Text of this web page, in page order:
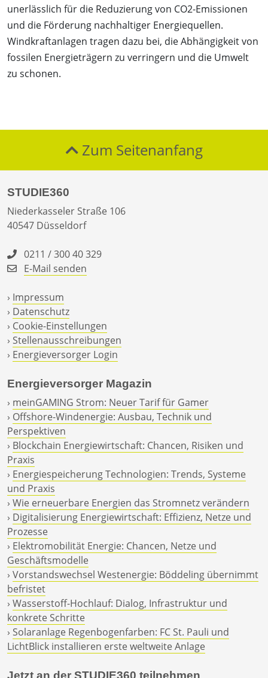
unerlässlich für die Reduzierung von CO2-Emissionen
und die Förderung nachhaltiger Energiequellen.
Windkraftanlagen tragen dazu bei, die Abhängigkeit von
fossilen Energieträgern zu verringern und die Umwelt
zu schonen.
Zum Seitenanfang
STUDIE360
Niederkasseler Straße 106
40547 Düsseldorf
0211 / 300 40 329
E-Mail senden
› Impressum
› Datenschutz
› Cookie-Einstellungen
› Stellenausschreibungen
› Energieversorger Login
Energieversorger Magazin
› meinGAMING Strom: Neuer Tarif für Gamer
› Offshore-Windenergie: Ausbau, Technik und
Perspektiven
› Blockchain Energiewirtschaft: Chancen, Risiken und
Praxis
› Energiespeicherung Technologien: Trends, Systeme
und Praxis
› Wie erneuerbare Energien das Stromnetz verändern
› Digitalisierung Energiewirtschaft: Effizienz, Netze und
Prozesse
› Elektromobilität Energie: Chancen, Netze und
Geschäftsmodelle
› Vorstandswechsel Westenergie: Böddeling übernimmt
befristet
› Wasserstoff-Hochlauf: Dialog, Infrastruktur und
konkrete Schritte
› Solaranlage Regenbogenfarben: FC St. Pauli und
LichtBlick installieren erste weltweite Anlage
Jetzt an der STUDIE360 teilnehmen